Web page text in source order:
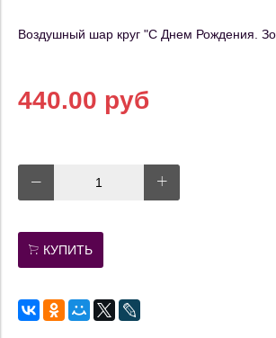
Воздушный шар круг "С Днем Рождения.
440.00 руб
КУПИТЬ